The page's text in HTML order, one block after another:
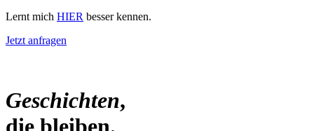
Lernt mich HIER besser kennen.
Jetzt anfragen
Geschichten,